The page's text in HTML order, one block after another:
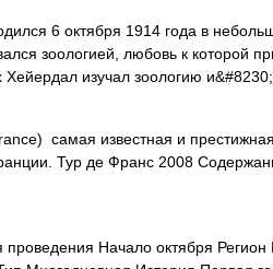
6 октября 1914 года в
зоологией, любовь к которой
изучал зоологию
самая известная и
Тур де Франс 2008
Начало октября Регион